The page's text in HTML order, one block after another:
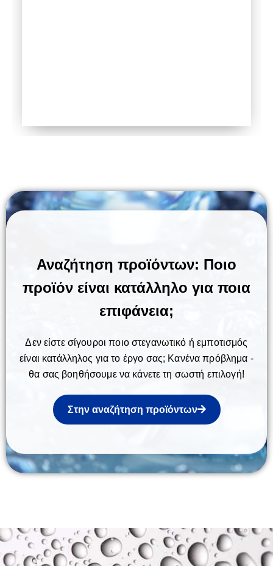
Αναζήτηση προϊόντων: Ποιο
προϊόν είναι κατάλληλο για ποια
επιφάνεια;
Δεν είστε σίγουροι ποιο στεγανωτικό ή εμποτισμός
είναι κατάλληλος για το έργο σας; Κανένα πρόβλημα -
θα σας βοηθήσουμε να κάνετε τη σωστή επιλογή!
Στην αναζήτηση προϊόντων